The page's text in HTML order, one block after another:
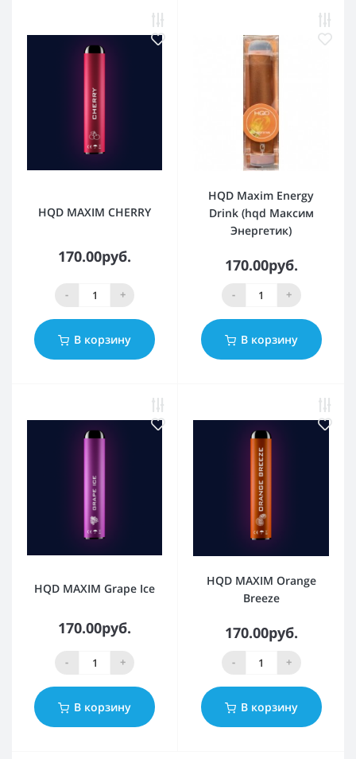
HQD MAXIM CHERRY
170.00руб.
- +
В корзину
HQD Maxim Energy
Drink (hqd Максим
Энергетик)
170.00руб.
- +
В корзину
HQD MAXIM Grape Ice
170.00руб.
- +
В корзину
HQD MAXIM Orange
Breeze
170.00руб.
- +
В корзину